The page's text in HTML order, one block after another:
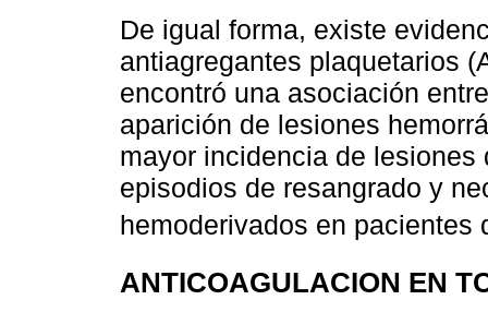
De igual forma, existe
antiagregantes plaquetarios
encontró una asociación
aparición de lesiones
mayor incidencia de
episodios de resangrado y
hemoderivados en
ANTICOAGULACION EN